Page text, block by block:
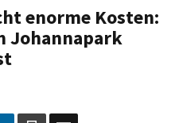
enorme Kosten:
Johannapark